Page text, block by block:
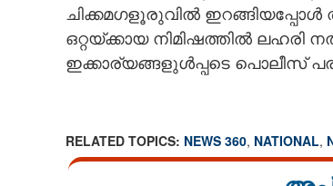
ചിക്കമഗളൂരുവിൽ ഇറങ്ങിയപ്പോൾ
ഒറ്റയ്‌ക്കായ നിമിഷത്തിൽ
ഇക്കാര്യങ്ങളുൾപ്പടെ പൊലീസ്
RELATED TOPICS: NEWS 360, NATIONAL,